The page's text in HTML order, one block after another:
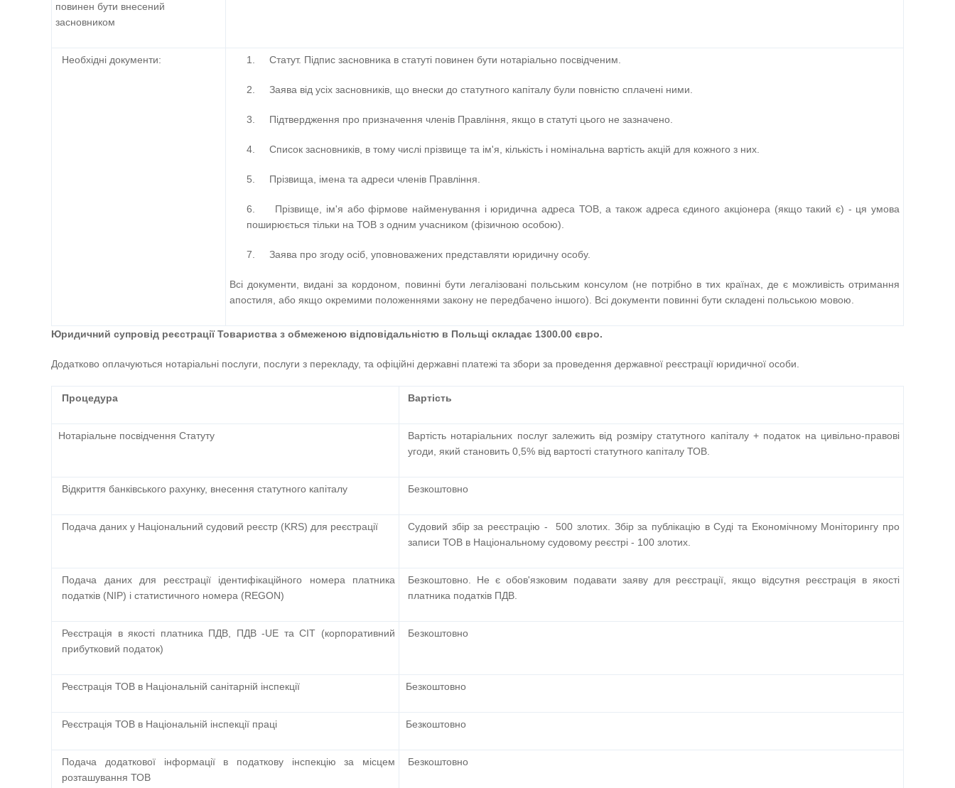
повинен бути внесений
засновником
Необхідні документи: 1. Статут. Підпис засновника в статуті повинен бути нотаріально посвідченим.
2. Заява від усіх засновників, що внески до статутного капіталу були повністю сплачені ними.
3. Підтвердження про призначення членів Правління, якщо в статуті цього не зазначено.
4. Список засновників, в тому числі прізвище та ім'я, кількість і номінальна вартість акцій для кожного з них.
5. Прізвища, імена та адреси членів Правління.
6. Прізвище, ім'я або фірмове найменування і юридична адреса ТОВ, а також адреса єдиного акціонера (якщо такий є) - ця умова
поширюється тільки на ТОВ з одним учасником (фізичною особою).
7. Заява про згоду осіб, уповноважених представляти юридичну особу.
Всі документи, видані за кордоном, повинні бути легалізовані польським консулом (не потрібно в тих країнах, де є можливість отримання
апостиля, або якщо окремими положеннями закону не передбачено іншого). Всі документи повинні бути складені польською мовою.
Юридичний супровід реєстрації Товариства з обмеженою відповідальністю в Польщі складає 1300.00 євро.
Додатково оплачуються нотаріальні послуги, послуги з перекладу, та офіційні державні платежі та збори за проведення державної реєстрації юридичної особи.
Процедура Вартість
Нотаріальне посвідчення Статуту
Вартість нотаріальних послуг залежить від розміру статутного капіталу + податок на цивільно-правові
угоди, який становить 0,5% від вартості статутного капіталу ТОВ.
Відкриття банківського рахунку, внесення статутного капіталу Безкоштовно
Подача даних у Національний судовий реєстр (KRS) для реєстрації Судовий збір за реєстрацію - 500 злотих. Збір за публікацію в Суді та Економічному Моніторингу про
записи ТОВ в Національному судовому реєстрі - 100 злотих.
Подача даних для реєстрації ідентифікаційного номера платника
податків (NIP) і статистичного номера (REGON)
Безкоштовно. Не є обов'язковим подавати заяву для реєстрації, якщо відсутня реєстрація в якості
платника податків ПДВ.
Реєстрація в якості платника ПДВ, ПДВ -UE та CIT (корпоративний
прибутковий податок)
Безкоштовно
Реєстрація ТОВ в Національній санітарній інспекції Безкоштовно
Реєстрація ТОВ в Національній інспекції праці Безкоштовно
Подача додаткової інформації в податкову інспекцію за місцем
розташування ТОВ
Безкоштовно